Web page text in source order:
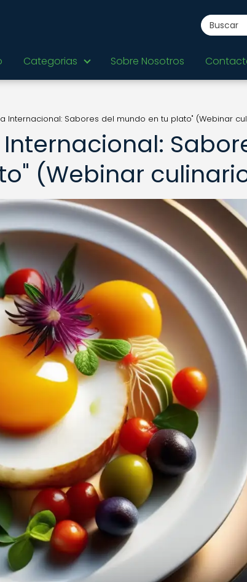
Categorias Sobre Nosotros
Internacional: Sabores del mundo en tu plato" (Webinar
(Webinar